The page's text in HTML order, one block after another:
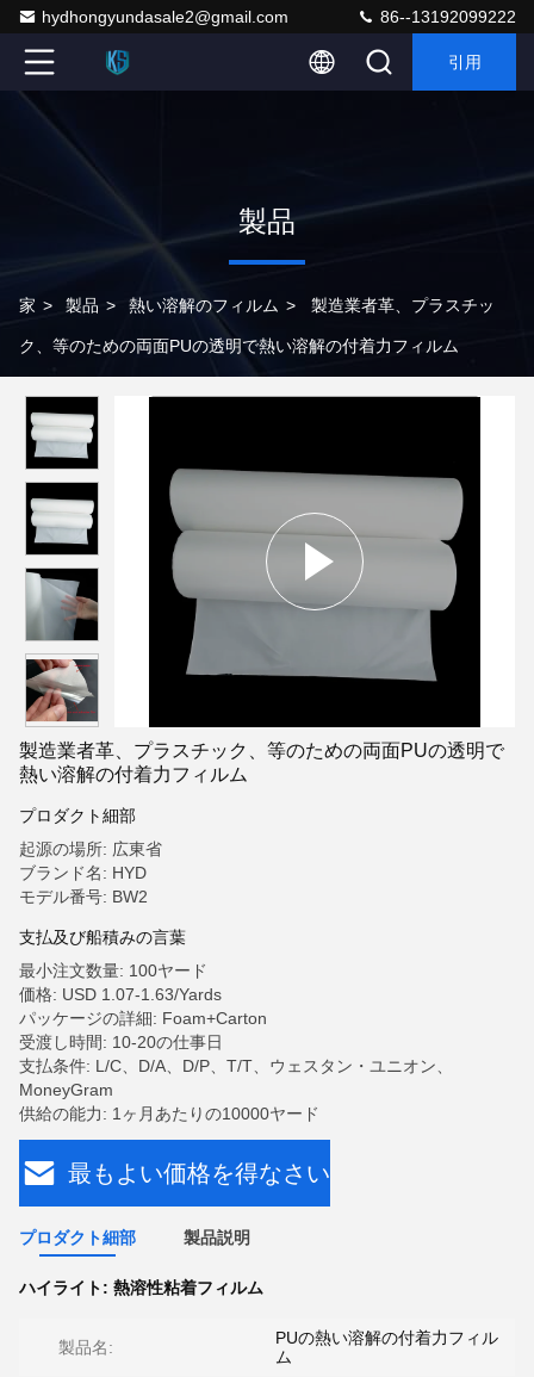
hydhongyundasale2@gmail.com 86--13192099222
引用
製品
家 > 製品 > 熱い溶解のフィルム > 製造業者革、プラスチッ
ク、等のための両面PUの透明で熱い溶解の付着力フィルム
製造業者革、プラスチック、等のための両面PUの透明で
熱い溶解の付着力フィルム
プロダクト細部
起源の場所: 広東省
ブランド名: HYD
モデル番号: BW2
支払及び船積みの言葉
最小注文数量: 100ヤード
価格: USD 1.07-1.63/Yards
パッケージの詳細: Foam+Carton
受渡し時間: 10-20の仕事日
支払条件: L/C、D/A、D/P、T/T、ウェスタン・ユニオン、
MoneyGram
供給の能力: 1ヶ月あたりの10000ヤード
最もよい価格を得なさい
プロダクト細部 製品説明
ハイライト: 熱溶性粘着フィルム
製品名:
PUの熱い溶解の付着力フィル
ム